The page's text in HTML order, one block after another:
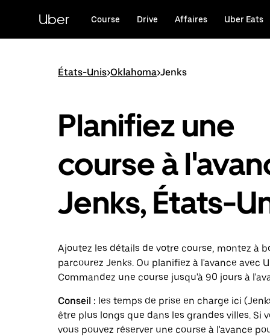
principal
Uber Course Drive Affaires Uber Eats
États-Unis>Oklahoma>Jenks
Planifiez une
course à
Jenks, États-
Ajoutez les détails de votre course, montez à
parcourez Jenks. Ou planifiez à l'avance avec
Commandez une course jusqu'à 90 jours à
Conseil : les temps de prise en charge ici
être plus longs que dans les grandes villes. Si
vous pouvez réserver une course à l'avance